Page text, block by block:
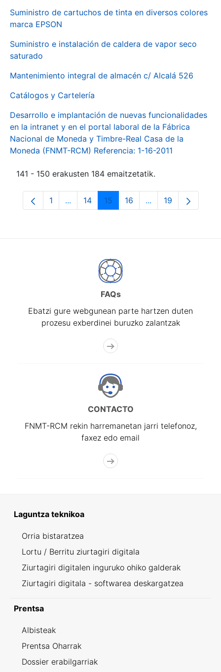
Suministro de cartuchos de tinta en diversos colores
marca EPSON
Suministro e instalación de caldera de vapor seco
saturado
Mantenimiento integral de almacén c/ Alcalá 526
Catálogos y Cartelería
Desarrollo e implantación de nuevas funcionalidades
en la intranet y en el portal laboral de la Fábrica
Nacional de Moneda y Timbre-Real Casa de la
Moneda (FNMT-RCM) Referencia: 1-16-2011
141 - 150 erakusten 184 emaitzetatik.
Orrialdea
1 ...Intermediate Pages Use TAB to navigate.
Orrialdea
14 Orrialdea
15 Orrialdea
16 ...Intermediate
Orrialdea
19
FAQs
Ebatzi gure webgunean parte hartzen duten
prozesu exberdinei buruzko zalantzak
CONTACTO
FNMT-RCM rekin harremanetan jarri telefonoz,
faxez edo email
Laguntza teknikoa
Orria bistaratzea
Lortu / Berritu ziurtagiri digitala
Ziurtagiri digitalen inguruko ohiko galderak
Ziurtagiri digitala - softwarea deskargatzea
Prentsa
Albisteak
Prentsa Oharrak
Dossier erabilgarriak